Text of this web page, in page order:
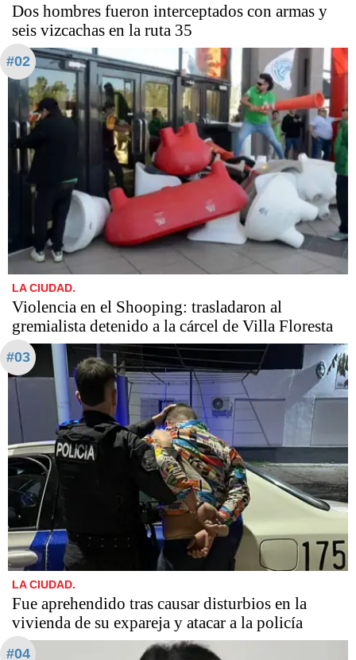
Dos hombres fueron interceptados con armas y
seis vizcachas en la ruta 35
#02
LA CIUDAD.
Violencia en el Shooping: trasladaron al
gremialista detenido a la cárcel de Villa Floresta
#03
LA CIUDAD.
Fue aprehendido tras causar disturbios en la
vivienda de su expareja y atacar a la policía
#04